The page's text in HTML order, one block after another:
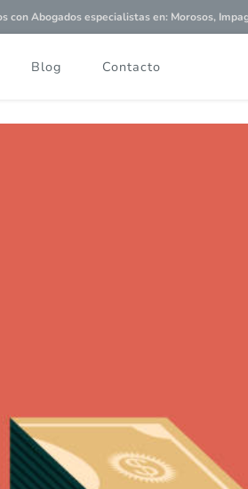
conAbogados especialistasen: Morosos,
Blog Contacto